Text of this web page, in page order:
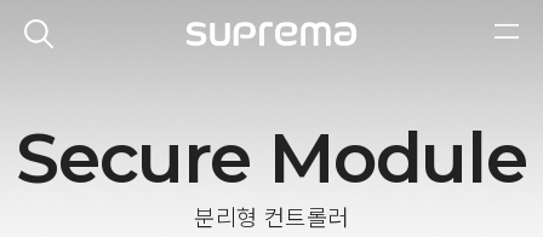
Secure Module
분리형 컨트롤러